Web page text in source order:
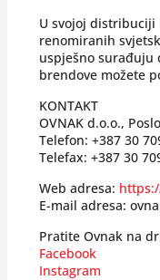
U svojoj
renomiranih
uspješno surađuju
brendove možete
KONTAKT
OVNAK d.o.o.,
Telefon: +387 30
Telefax: +387 30
Web adresa:
E-mail adresa:
Pratite Ovnak na
Facebook
Instagram